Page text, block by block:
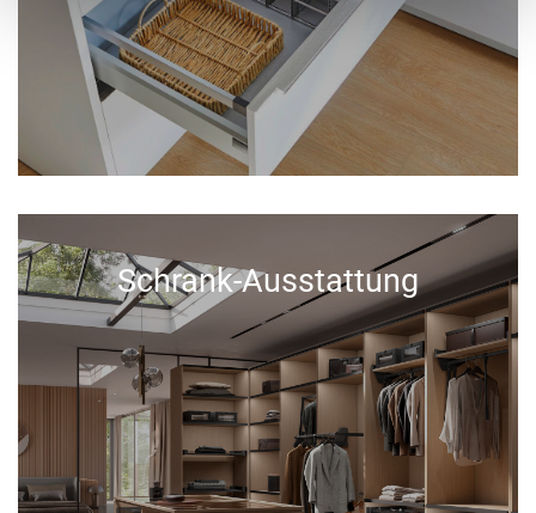
Schrank-Ausstattung